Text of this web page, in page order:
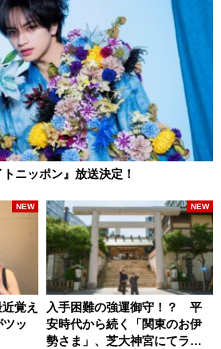
ニッポン』放送決定！
覚え
ッ
NEW
入手困難の強運御守！？ 平
安時代から続く「関東のお伊
勢さま」、芝大神宮にてラン
NEW